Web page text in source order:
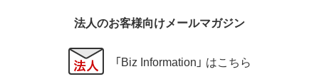
法人のお客様向けメールマガジン
「Biz Information」 はこちら